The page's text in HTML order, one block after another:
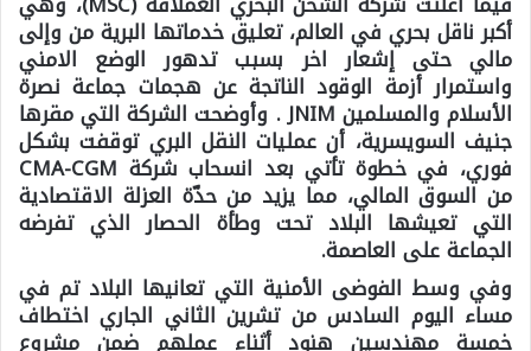
أكبر ناقل بحري في العالم، تعليق خدماتها البرية من وإلى
مالي حتى إشعار اخر بسبب تدهور الوضع الامني
واستمرار أزمة الوقود الناتجة عن هجمات جماعة نصرة
الأسلام والمسلمين JNIM . وأوضحت الشركة التي مقرها
جنيف السويسرية، أن عمليات النقل البري توقفت بشكل
فوري، في خطوة تأتي بعد انسحاب شركة CMA-CGM
من السوق المالي، مما يزيد من حدّة العزلة الاقتصادية
التي تعيشها البلاد تحت وطأة الحصار الذي تفرضه
الجماعة على العاصمة.
وفي وسط الفوضى الأمنية التي تعانيها البلاد تم في
مساء اليوم السادس من تشرين الثاني الجاري اختطاف
خمسة مهندسين هنود أثناء عملهم ضمن مشروع